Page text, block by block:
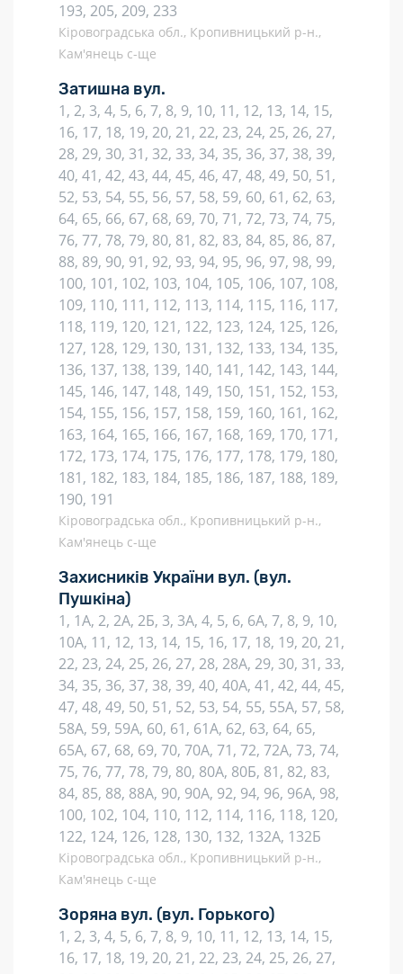
193, 205, 209, 233
Кіровоградська обл., Кропивницький р-н.,
Кам'янець с-ще
Затишна вул.
1, 2, 3, 4, 5, 6, 7, 8, 9, 10, 11, 12, 13, 14, 15,
16, 17, 18, 19, 20, 21, 22, 23, 24, 25, 26, 27,
28, 29, 30, 31, 32, 33, 34, 35, 36, 37, 38, 39,
40, 41, 42, 43, 44, 45, 46, 47, 48, 49, 50, 51,
52, 53, 54, 55, 56, 57, 58, 59, 60, 61, 62, 63,
64, 65, 66, 67, 68, 69, 70, 71, 72, 73, 74, 75,
76, 77, 78, 79, 80, 81, 82, 83, 84, 85, 86, 87,
88, 89, 90, 91, 92, 93, 94, 95, 96, 97, 98, 99,
100, 101, 102, 103, 104, 105, 106, 107, 108,
109, 110, 111, 112, 113, 114, 115, 116, 117,
118, 119, 120, 121, 122, 123, 124, 125, 126,
127, 128, 129, 130, 131, 132, 133, 134, 135,
136, 137, 138, 139, 140, 141, 142, 143, 144,
145, 146, 147, 148, 149, 150, 151, 152, 153,
154, 155, 156, 157, 158, 159, 160, 161, 162,
163, 164, 165, 166, 167, 168, 169, 170, 171,
172, 173, 174, 175, 176, 177, 178, 179, 180,
181, 182, 183, 184, 185, 186, 187, 188, 189,
190, 191
Кіровоградська обл., Кропивницький р-н.,
Кам'янець с-ще
Захисників України вул. (вул.
Пушкіна)
1, 1А, 2, 2А, 2Б, 3, 3А, 4, 5, 6, 6А, 7, 8, 9, 10,
10А, 11, 12, 13, 14, 15, 16, 17, 18, 19, 20, 21,
22, 23, 24, 25, 26, 27, 28, 28А, 29, 30, 31, 33,
34, 35, 36, 37, 38, 39, 40, 40А, 41, 42, 44, 45,
47, 48, 49, 50, 51, 52, 53, 54, 55, 55А, 57, 58,
58А, 59, 59А, 60, 61, 61А, 62, 63, 64, 65,
65А, 67, 68, 69, 70, 70А, 71, 72, 72А, 73, 74,
75, 76, 77, 78, 79, 80, 80А, 80Б, 81, 82, 83,
84, 85, 88, 88А, 90, 90А, 92, 94, 96, 96А, 98,
100, 102, 104, 110, 112, 114, 116, 118, 120,
122, 124, 126, 128, 130, 132, 132А, 132Б
Кіровоградська обл., Кропивницький р-н.,
Кам'янець с-ще
Зоряна вул. (вул. Горького)
1, 2, 3, 4, 5, 6, 7, 8, 9, 10, 11, 12, 13, 14, 15,
16, 17, 18, 19, 20, 21, 22, 23, 24, 25, 26, 27,